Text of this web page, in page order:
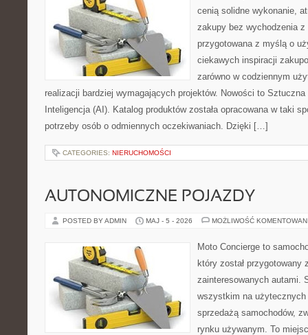
cenią solidne wykonanie,
zakupy bez wychodzenia z
przygotowana z myślą o
ciekawych inspiracji
zarówno w codziennym
realizacji bardziej wymagających projektów. Nowości to
Inteligencja (AI). Katalog produktów została opracowana w taki
potrzeby osób o odmiennych oczekiwaniach. Dzięki […]
CATEGORIES: NIERUCHOMOŚCI
AUTONOMICZNE POJAZDY
POSTED BY ADMIN MAJ - 5 - 2026 MOŻLIWOŚĆ
Moto Concierge to
który został przygotowany
zainteresowanych autami.
wszystkim na
sprzedażą samochodów,
rynku używanym. To